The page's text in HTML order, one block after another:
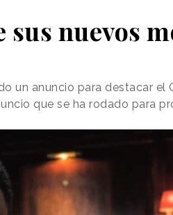
nuevos
un anuncio para destacar el
que se ha rodado para